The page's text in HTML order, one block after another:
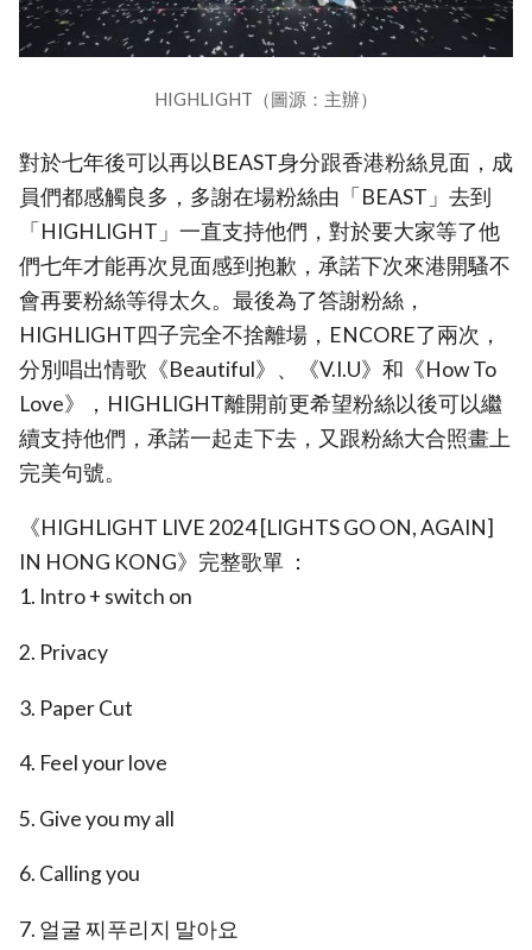
HIGHLIGHT（圖源：主辦）
對於七年後可以再以BEAST身分跟香港粉絲見面，成
員們都感觸良多，多謝在場粉絲由「BEAST」去到
「HIGHLIGHT」一直支持他們，對於要大家等了他
們七年才能再次見面感到抱歉，承諾下次來港開騷不
會再要粉絲等得太久。最後為了答謝粉絲，
HIGHLIGHT四子完全不捨離場，ENCORE了兩次，
分別唱出情歌《Beautiful》、《V.I.U》和《How To
Love》，HIGHLIGHT離開前更希望粉絲以後可以繼
續支持他們，承諾一起走下去，又跟粉絲大合照畫上
完美句號。
《HIGHLIGHT LIVE 2024 [LIGHTS GO ON, AGAIN]
IN HONG KONG》完整歌單 ：
1. Intro + switch on
2. Privacy
3. Paper Cut
4. Feel your love
5. Give you my all
6. Calling you
7. 얼굴 찌푸리지 말아요